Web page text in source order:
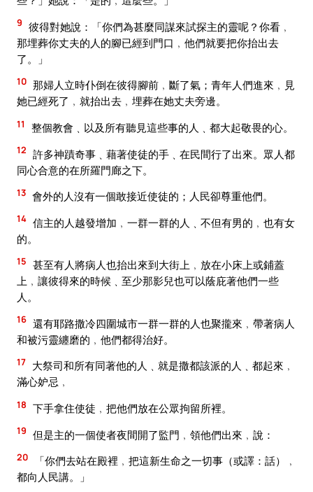
9 彼得對她說：「你們為甚麼同謀來試探主的靈呢？你看﹐
那埋葬你丈夫的人的腳已經到門口﹐他們就要把你抬出去
了。」
10 那婦人立時仆倒在彼得腳前﹐斷了氣；青年人們進來﹐見
她已經死了﹐就抬出去﹐埋葬在她丈夫旁邊。
11 整個教會﹑以及所有聽見這些事的人﹑都大起敬畏的心。
12 許多神蹟奇事﹑藉著使徒的手﹑在民間行了出來。眾人都
同心合意的在所羅門廊之下。
13 會外的人沒有一個敢接近使徒的；人民卻尊重他們。
14 信主的人越發增加﹐一群一群的人﹑不但有男的﹐也有女
的。
15 甚至有人將病人也抬出來到大街上﹐放在小床上或鋪蓋
上﹐讓彼得來的時候﹑至少那影兒也可以蔭庇著他們一些
人。
16 還有耶路撒冷四圍城市一群一群的人也聚攏來﹐帶著病人
和被污靈纏磨的﹐他們都得治好。
17 大祭司和所有同著他的人﹑就是撒都該派的人﹑都起來﹐
滿心妒忌﹐
18 下手拿住使徒﹐把他們放在公眾拘留所裡。
19 但是主的一個使者夜間開了監門﹐領他們出來﹐說：
20
「你們去站在殿裡﹐把這新生命之一切事（或譯：話）﹐
都向人民講。」